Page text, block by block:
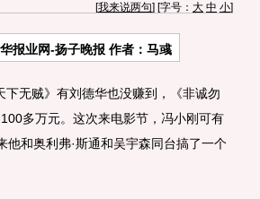
[我来说两句] [字号： 大 中 小]
报业网-扬子晚报 作者：马彧
无贼》有刘德华也没赚到，《非诚勿
多万元。这次来电影节，冯小刚可有
和奥利弗·斯通和吴宇森同台搞了一个